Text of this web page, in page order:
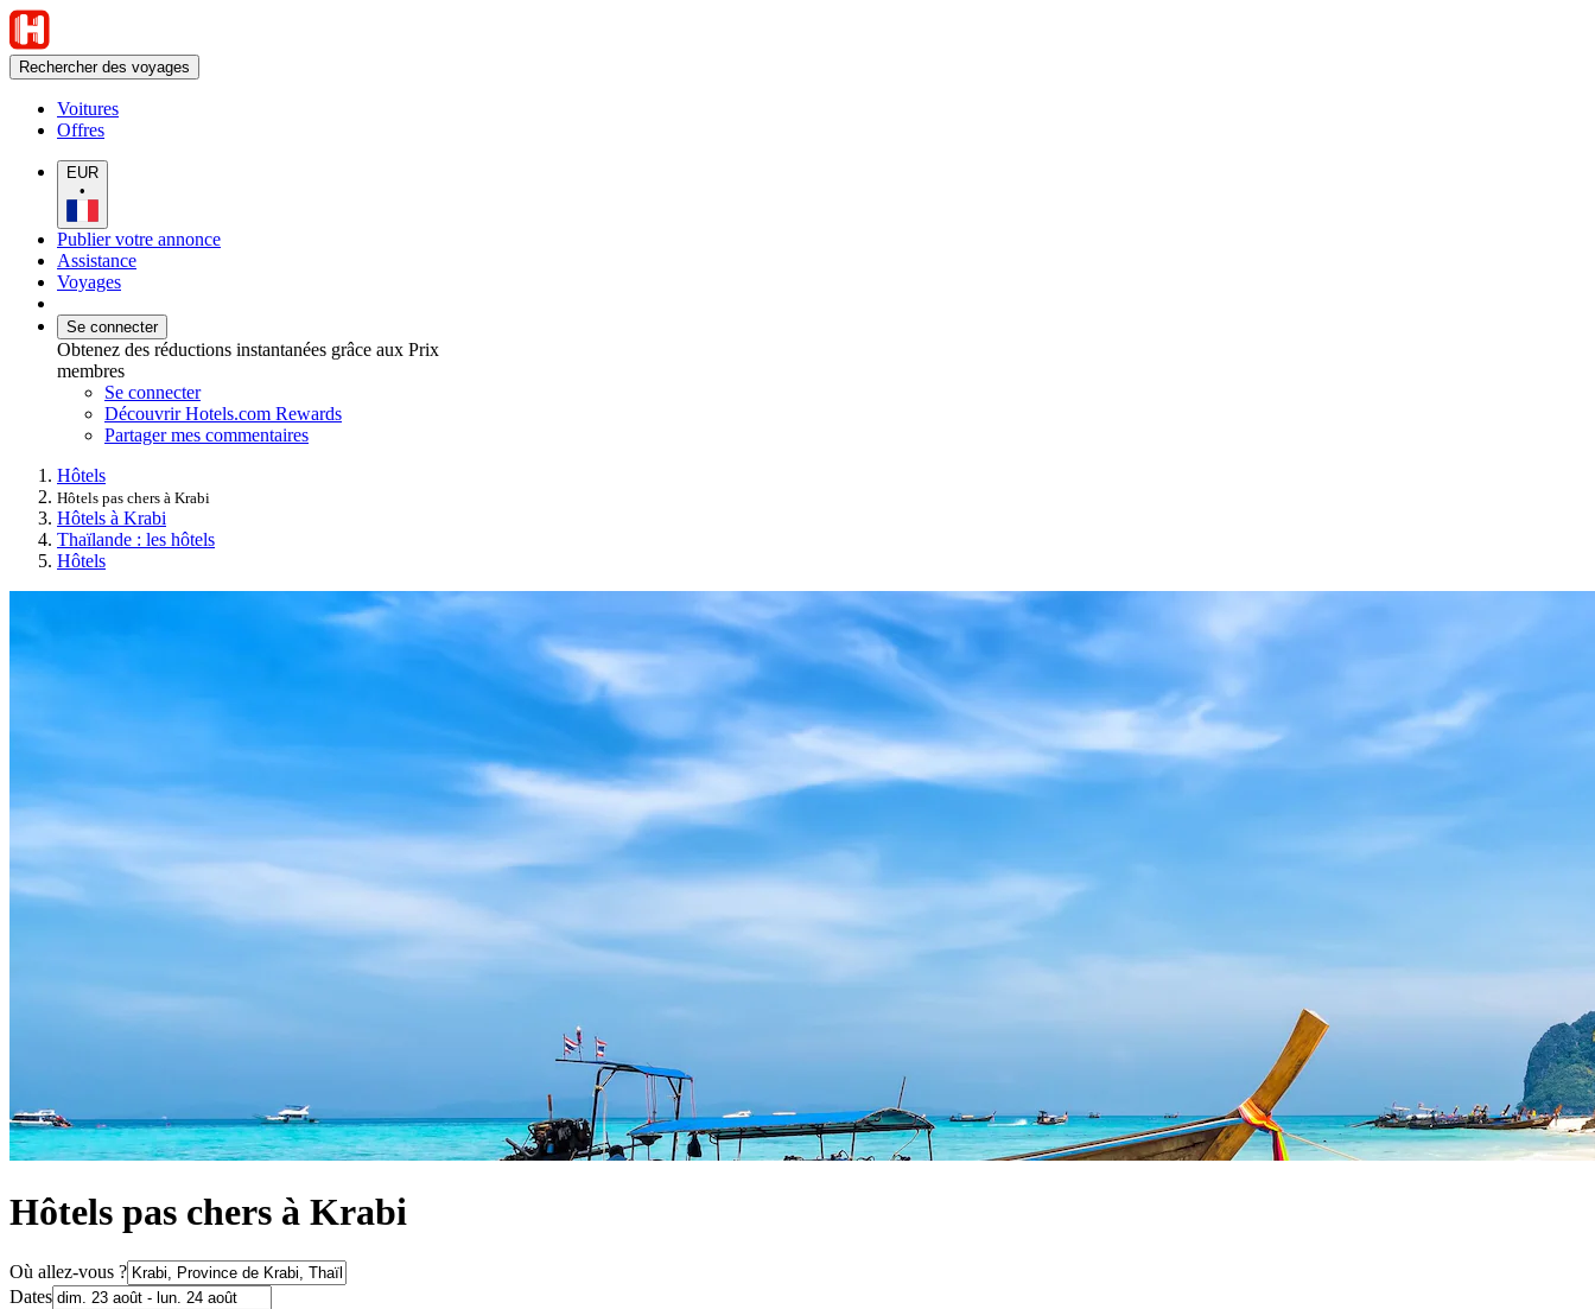
Rechercher des voyages
Voitures
Offres
EUR
•
Publier votre annonce
Assistance
Voyages
Se connecter
Obtenez des réductions instantanées grâce aux Prix
membres
Se connecter
Découvrir Hotels.com Rewards
Partager mes commentaires
Hôtels
Hôtels pas chers à Krabi
Hôtels à Krabi
Thaïlande : les hôtels
Hôtels
Hôtels pas chers à Krabi
Où allez-vous ?
Dates